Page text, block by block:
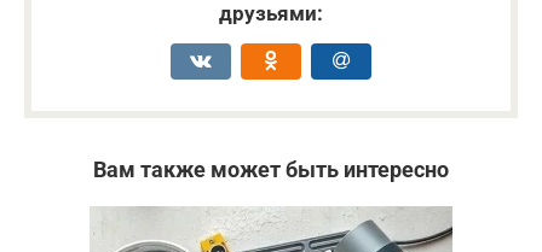
друзьями:
Вам также может быть интересно